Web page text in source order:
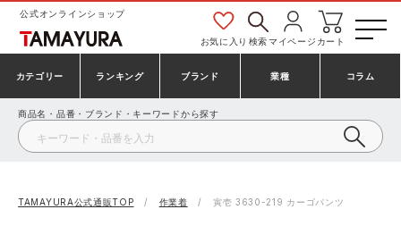
公式オンラインショップ
お気に入り 検索マイページ カート
カテゴリー
安全靴・作業靴
ランキング
安全靴ランキング
安全靴スニーカーランキング
ブランド
アシックス
プーマ コンバース（CONVERSE）
業種
建設・建築作業服
製造・工場作業服
コラム
商品名・品番・ブランド・キーワードから探す
TAMAYURA公式通販TOP 作業着 寅壱 3630-219 カーゴパンツ